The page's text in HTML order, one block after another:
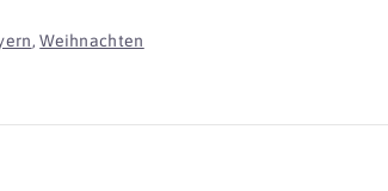
,Weihnachten